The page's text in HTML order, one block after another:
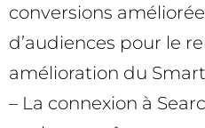
conversions
d’audiences pour le
amélioration du
– La connexion à